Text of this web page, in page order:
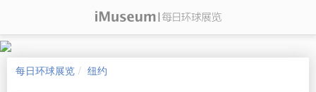
每日环球展览 纽约